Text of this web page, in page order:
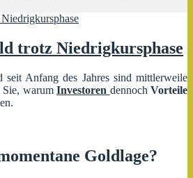
trotz Niedrigkursphase
seit Anfang des Jahres sind mittlerweile
Sie, warum Investoren dennoch Vorteile
Goldlage?